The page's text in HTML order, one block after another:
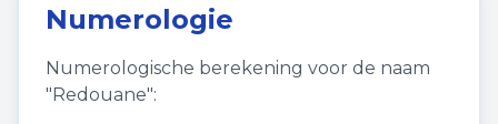
Numerologie
Numerologische berekening voor de naam
"Redouane":